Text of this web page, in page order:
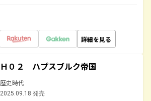
詳細を見る
Ｈ０２ ハプスブルク帝国
歴史時代
2025.09.18 発売